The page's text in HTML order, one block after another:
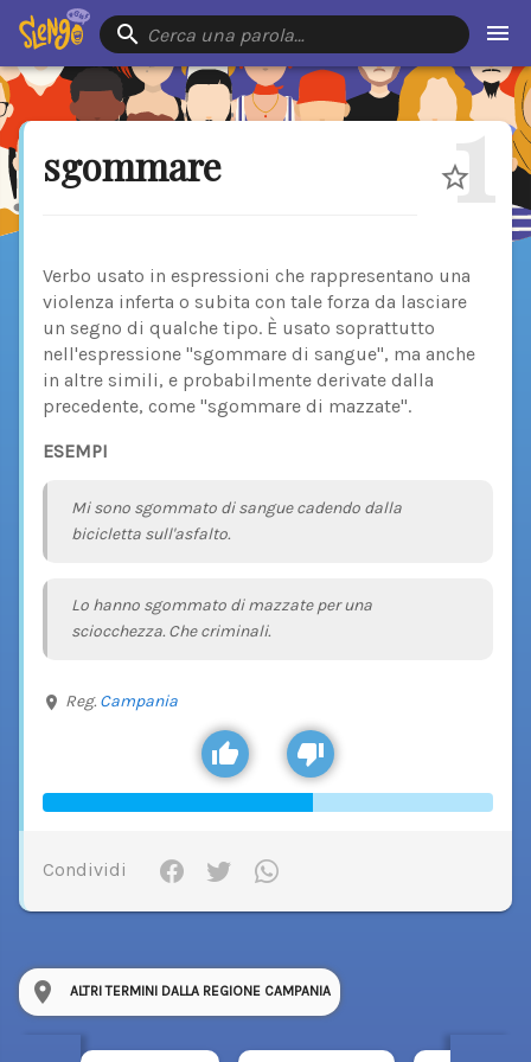
Cerca una parola…
sgommare 1
Verbo usato in espressioni che rappresentano una
violenza inferta o subita con tale forza da lasciare
un segno di qualche tipo. È usato soprattutto
nell'espressione "sgommare di sangue", ma anche
in altre simili, e probabilmente derivate dalla
precedente, come "sgommare di mazzate".
ESEMPI
Mi sono sgommato di sangue cadendo dalla
bicicletta sull'asfalto.
Lo hanno sgommato di mazzate per una
sciocchezza. Che criminali.
Reg. Campania
Condividi
ALTRI TERMINI DALLA REGIONE CAMPANIA